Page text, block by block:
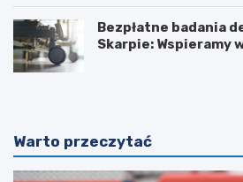
Bezpłatne badania
Skarpie: Wspieramy
Warto przeczytać